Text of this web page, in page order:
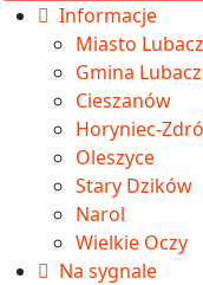
Informacje
Miasto
Gmina
Cieszanów
Horyniec-
Oleszyce
Stary Dzików
Narol
Wielkie Oczy
Na sygnale